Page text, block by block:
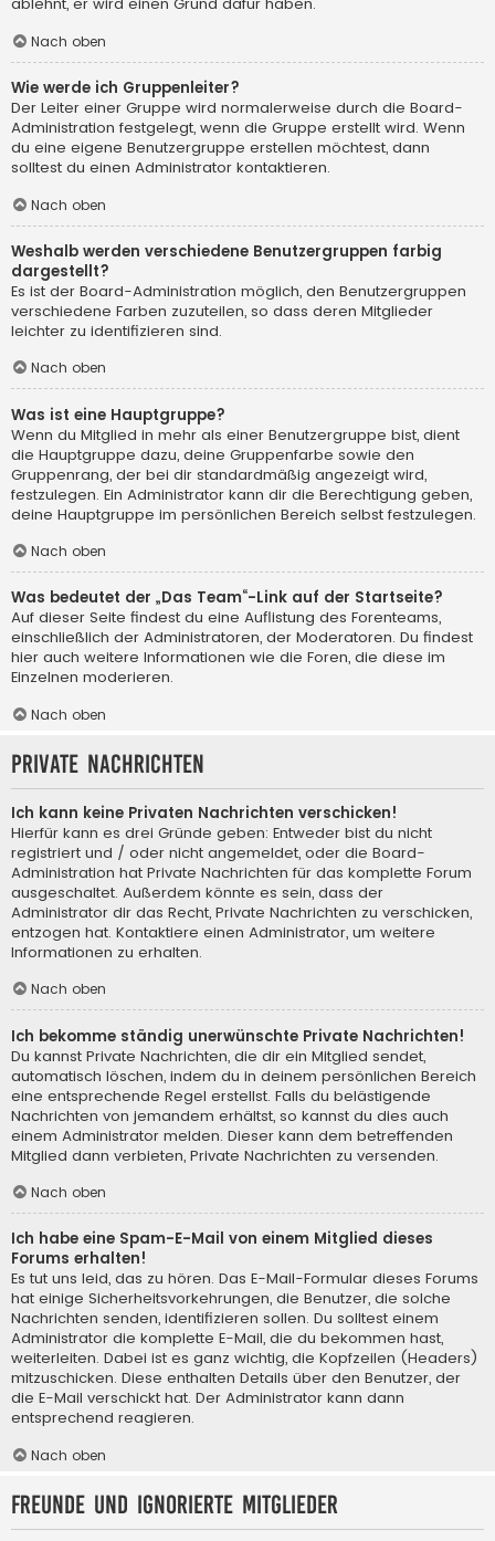
Nach oben
Wie werde ich Gruppenleiter?
Der Leiter einer Gruppe wird normalerweise durch die Board-
Administration festgelegt, wenn die Gruppe erstellt wird. Wenn
du eine eigene Benutzergruppe erstellen möchtest, dann
solltest du einen Administrator kontaktieren.
Nach oben
Weshalb werden verschiedene Benutzergruppen farbig
dargestellt?
Es ist der Board-Administration möglich, den Benutzergruppen
verschiedene Farben zuzuteilen, so dass deren Mitglieder
leichter zu identifizieren sind.
Nach oben
Was ist eine Hauptgruppe?
Wenn du Mitglied in mehr als einer Benutzergruppe bist, dient
die Hauptgruppe dazu, deine Gruppenfarbe sowie den
Gruppenrang, der bei dir standardmäßig angezeigt wird,
festzulegen. Ein Administrator kann dir die Berechtigung geben,
deine Hauptgruppe im persönlichen Bereich selbst festzulegen.
Nach oben
Was bedeutet der „Das Team“-Link auf der Startseite?
Auf dieser Seite findest du eine Auflistung des Forenteams,
einschließlich der Administratoren, der Moderatoren. Du findest
hier auch weitere Informationen wie die Foren, die diese im
Einzelnen moderieren.
Nach oben
Private Nachrichten
Ich kann keine Privaten Nachrichten verschicken!
Hierfür kann es drei Gründe geben: Entweder bist du nicht
registriert und / oder nicht angemeldet, oder die Board-
Administration hat Private Nachrichten für das komplette Forum
ausgeschaltet. Außerdem könnte es sein, dass der
Administrator dir das Recht, Private Nachrichten zu verschicken,
entzogen hat. Kontaktiere einen Administrator, um weitere
Informationen zu erhalten.
Nach oben
Ich bekomme ständig unerwünschte Private Nachrichten!
Du kannst Private Nachrichten, die dir ein Mitglied sendet,
automatisch löschen, indem du in deinem persönlichen Bereich
eine entsprechende Regel erstellst. Falls du belästigende
Nachrichten von jemandem erhältst, so kannst du dies auch
einem Administrator melden. Dieser kann dem betreffenden
Mitglied dann verbieten, Private Nachrichten zu versenden.
Nach oben
Ich habe eine Spam-E-Mail von einem Mitglied dieses
Forums erhalten!
Es tut uns leid, das zu hören. Das E-Mail-Formular dieses Forums
hat einige Sicherheitsvorkehrungen, die Benutzer, die solche
Nachrichten senden, identifizieren sollen. Du solltest einem
Administrator die komplette E-Mail, die du bekommen hast,
weiterleiten. Dabei ist es ganz wichtig, die Kopfzeilen (Headers)
mitzuschicken. Diese enthalten Details über den Benutzer, der
die E-Mail verschickt hat. Der Administrator kann dann
entsprechend reagieren.
Nach oben
Freunde und ignorierte Mitglieder